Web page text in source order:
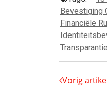
Bevestiging
Financiële
Vorig